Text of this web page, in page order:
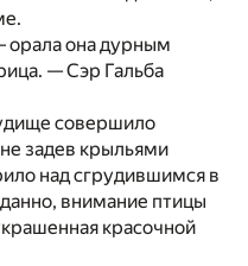
орала она дурным
— Сэр Гальба
совершило
задев крыльями
над сгрудившимся в
внимание птицы
красочной